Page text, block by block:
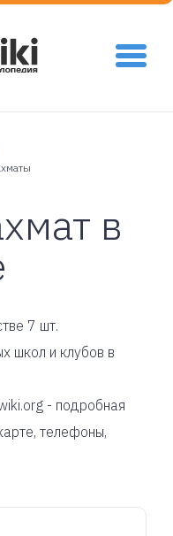
в
7 шт.
школ и клубов в
- подробная
телефоны,